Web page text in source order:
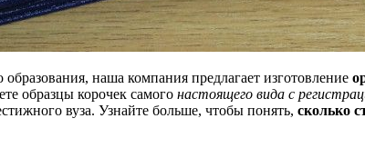
наша компания предлагает изготовление
образцы корочек самого настоящего вида с
вуза. Узнайте больше, чтобы понять, сколько